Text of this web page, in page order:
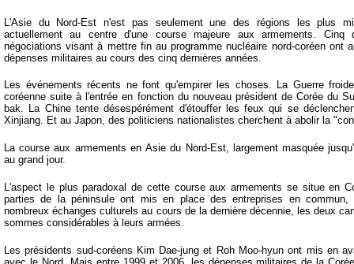
L'Asie du Nord-Est n'est pas seulement une des régions les plus
actuellement au centre d'une course majeure aux armements.
négociations visant à mettre fin au programme nucléaire nord-coréen ont
dépenses militaires au cours des cinq dernières années.
Les événements récents ne font qu'empirer les choses. La Guerre
coréenne suite à l'entrée en fonction du nouveau président de Corée du
bak. La Chine tente désespérément d'étouffer les feux qui se
Xinjiang. Et au Japon, des politiciens nationalistes cherchent à abolir la
La course aux armements en Asie du Nord-Est, largement masquée
au grand jour.
L'aspect le plus paradoxal de cette course aux armements se situe en
parties de la péninsule ont mis en place des entreprises en
nombreux échanges culturels au cours de la dernière décennie, les deux
sommes considérables à leurs armées.
Les présidents sud-coréens Kim Dae-jung et Roh Moo-hyun ont mis en